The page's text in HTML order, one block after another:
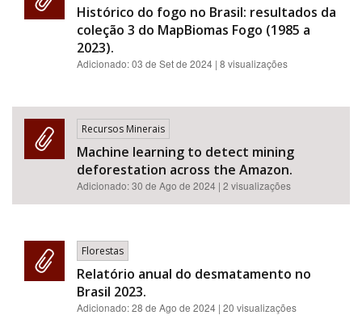
Histórico do fogo no Brasil: resultados da
coleção 3 do MapBiomas Fogo (1985 a
2023).
Adicionado:03 de Set de 2024 | 8 visualizações
Recursos Minerais
Machine learning to detect mining
deforestation across the Amazon.
Adicionado:30 de Ago de 2024 | 2 visualizações
Florestas
Relatório anual do desmatamento no
Brasil 2023.
Adicionado:28 de Ago de 2024 | 20 visualizações